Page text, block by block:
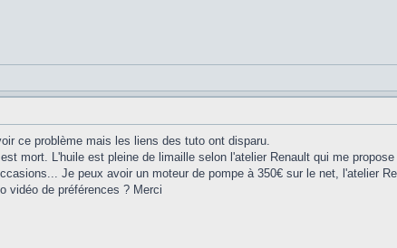
ce problème mais les liens des tuto ont disparu.
mort. L'huile est pleine de limaille selon l'atelier Renault qui me
Je peux avoir un moteur de pompe à 350€ sur le net, l'atelier
vidéo de préférences ? Merci